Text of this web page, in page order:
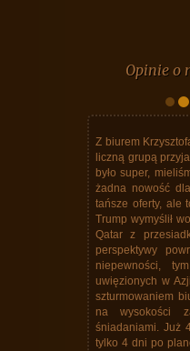
Opinie o
Z biurem Krzysztofa Matysa
liczną grupą przyjaciół
było super, mieliśmy dobre
żadna nowość dla tych,
tańsze oferty, ale to co
Trump wymyślił wojnę z
Qatar z przesiadką w porcie
perspektywy powrotu do
niepewności, tym bardziej,
uwięzionych w Azji
szturmowaniem biur linii
na wysokości zadania.
śniadaniami. Już 4 marca
tylko 4 dni po planowanym